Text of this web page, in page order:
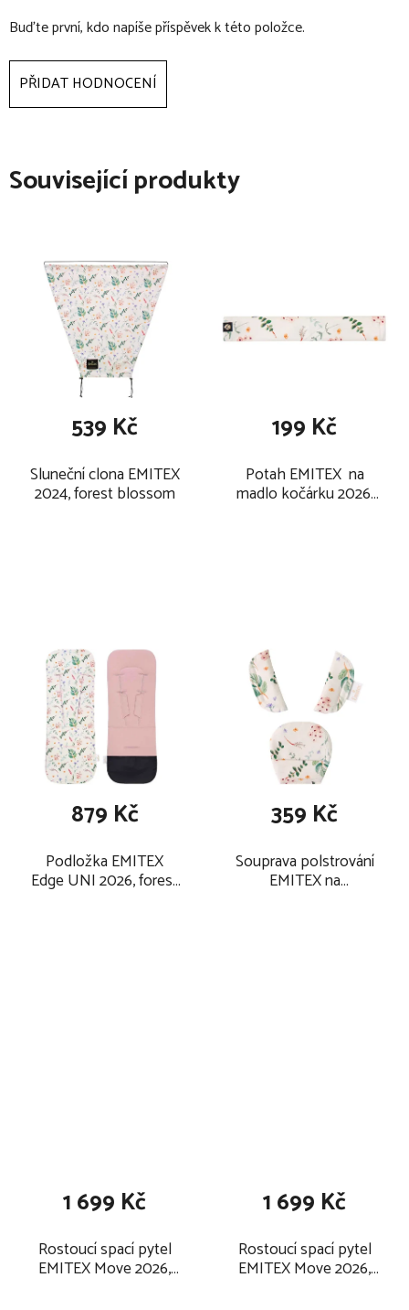
nepoužívejte k sušení sušičku ani rozpálený radiátor
věk: 3 - 6 let ... rozměry (d x š): 73 x 57 cm
Buďte první, kdo napíše příspěvek k této položce.
PŘIDAT HODNOCENÍ
Související produkty
Sluneční clona EMITEX
2024, forest blossom
539 Kč
Potah EMITEX na
madlo kočárku 2026,
199 Kč
Podložka EMITEX
Edge UNI 2026, forest
879 Kč
Souprava polstrování
EMITEX na
359 Kč
Rostoucí spací pytel
EMITEX Move 2026,
1 699 Kč
Rostoucí spací pytel
EMITEX Move 2026,
1 699 Kč